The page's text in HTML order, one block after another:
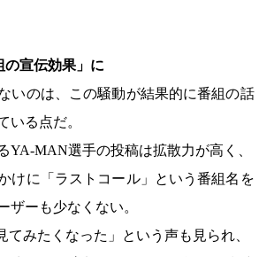
の宣伝効果」に
いのは、この騒動が結果的に番組の話
いる点だ。
YA-MAN選手の投稿は拡散力が高く、
けに「ラストコール」という番組名を
ザーも少なくない。
てみたくなった」という声も見られ、